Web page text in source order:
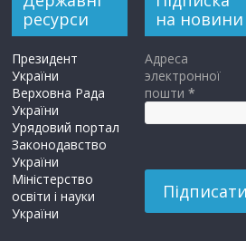
ресурси
Президент
України
Верховна Рада
України
Урядовий портал
Законодавство
України
Міністерство
освіти і науки
України
на новини
Адреса
электронної
пошти*